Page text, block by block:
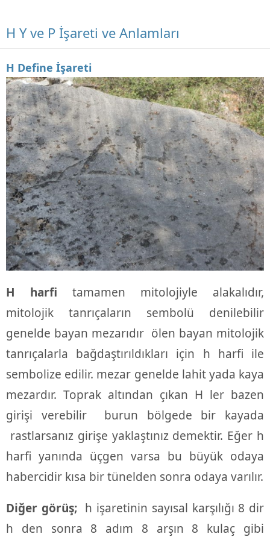
H Y ve P İşareti ve Anlamları
H Define İşareti
H harfi tamamen mitolojiyle alakalıdır,
mitolojik tanrıçaların sembolü denilebilir
genelde bayan mezarıdır ölen bayan mitolojik
tanrıçalarla bağdaştırıldıkları için h harfi ile
sembolize edilir. mezar genelde lahit yada kaya
mezardır. Toprak altından çıkan H ler bazen
girişi verebilir burun bölgede bir kayada
rastlarsanız girişe yaklaştınız demektir. Eğer h
harfi yanında üçgen varsa bu büyük odaya
habercidir kısa bir tünelden sonra odaya varılır.
Diğer görüş;h işaretinin sayısal karşılığı 8 dir
h den sonra 8 adım 8 arşın 8 kulaç gibi